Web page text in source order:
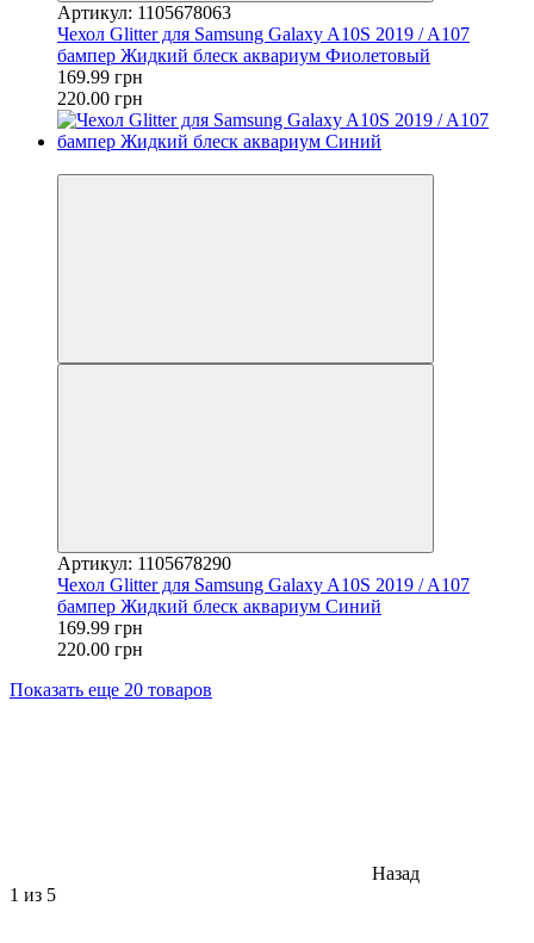
Артикул: 1105678063
Чехол Glitter для Samsung Galaxy A10S 2019 / A107
бампер Жидкий блеск аквариум Фиолетовый
169.99 грн
220.00 грн
Артикул: 1105678290
Чехол Glitter для Samsung Galaxy A10S 2019 / A107
бампер Жидкий блеск аквариум Синий
169.99 грн
220.00 грн
Показать еще 20 товаров
Назад
1 из 5